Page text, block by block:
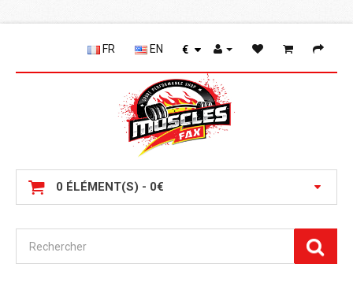
FR EN €
0 ÉLÉMENT(S) - 0€